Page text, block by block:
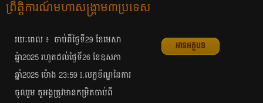
ព្រឹត្តិការណ៍មហាសង្គ្រាម៣ប្រទេស
រយៈពេល ៖ ចាប់ពីថ្ងៃទី29 ខែមេសា
ឆ្នំា2025 រហូតដល់ថ្ងៃទី26 ខែឧសភា
ឆ្នាំ2025 ម៉ោង 23:59 I.លក្ខខ័ណ្ឌនៃការ
ចូលរួម តួអង្គត្រូវមានកម្រិតចាប់ពី
អានអត្ថបទ